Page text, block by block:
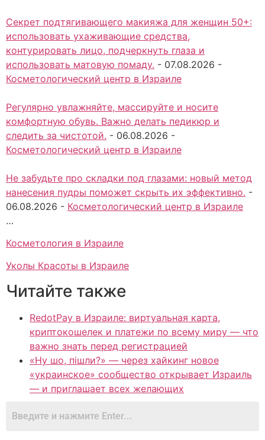
Секрет подтягивающего макияжа для женщин 50+:
использовать ухаживающие средства,
контурировать лицо, подчеркнуть глаза и
использовать матовую помаду. - 07.08.2026 -
Косметологический центр в Израиле
Регулярно увлажняйте, массируйте и носите
комфортную обувь. Важно делать педикюр и
следить за чистотой. - 06.08.2026 -
Косметологический центр в Израиле
Не забудьте про складки под глазами: новый метод
нанесения пудры поможет скрыть их эффективно. -
06.08.2026 - Косметологический центр в Израиле
…
Косметология в Израиле
Уколы Красоты в Израиле
Читайте также
RedotPay в Израиле: виртуальная карта,
криптокошелек и платежи по всему миру — что
важно знать перед регистрацией
«Ну шо, пішли?» — через хайкинг новое
«украинское» сообщество открывает Израиль
— и приглашает всех желающих